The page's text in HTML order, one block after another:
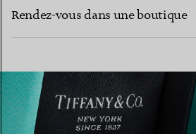
Rendez-vous dans une boutique
TROUVEZ LA BOUTIQUE LA PLUS PROCHE